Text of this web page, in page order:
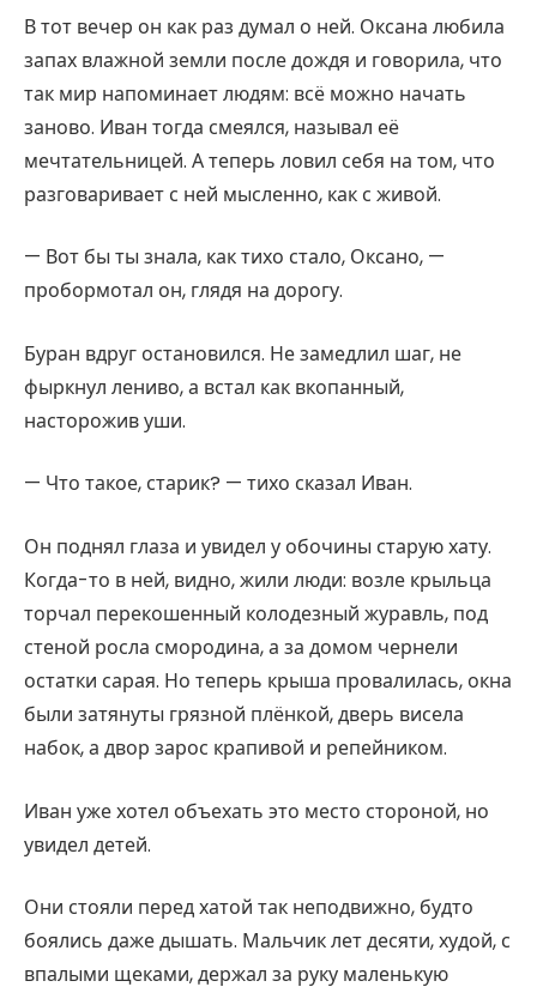
В тот вечер он как раз думал о ней. Оксана любила
запах влажной земли после дождя и говорила, что
так мир напоминает людям: всё можно начать
заново. Иван тогда смеялся, называл её
мечтательницей. А теперь ловил себя на том, что
разговаривает с ней мысленно, как с живой.
— Вот бы ты знала, как тихо стало, Оксано, —
пробормотал он, глядя на дорогу.
Буран вдруг остановился. Не замедлил шаг, не
фыркнул лениво, а встал как вкопанный,
насторожив уши.
— Что такое, старик? — тихо сказал Иван.
Он поднял глаза и увидел у обочины старую хату.
Когда-то в ней, видно, жили люди: возле крыльца
торчал перекошенный колодезный журавль, под
стеной росла смородина, а за домом чернели
остатки сарая. Но теперь крыша провалилась, окна
были затянуты грязной плёнкой, дверь висела
набок, а двор зарос крапивой и репейником.
Иван уже хотел объехать это место стороной, но
увидел детей.
Они стояли перед хатой так неподвижно, будто
боялись даже дышать. Мальчик лет десяти, худой, с
впалыми щеками, держал за руку маленькую